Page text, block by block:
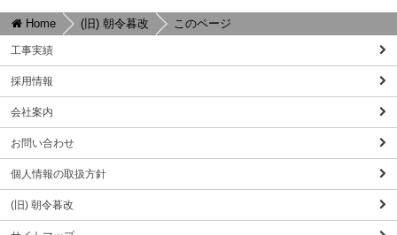
Home (旧) 朝令暮改 このページ
工事実績
採用情報
会社案内
お問い合わせ
個人情報の取扱方針
(旧) 朝令暮改